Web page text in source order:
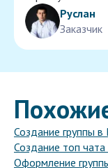
Руслан
Заказчик
Создание группы
Создание топ
Оформление